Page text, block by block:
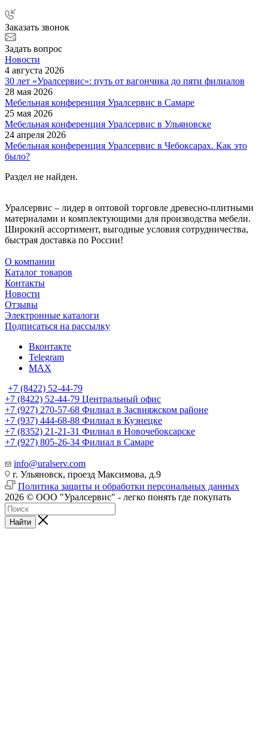
Заказать звонок
Задать вопрос
Новости
4 августа 2026
30 лет «Уралсервис»: путь от вагончика до пяти филиалов
28 мая 2026
Мебельная конференция Уралсервис в Самаре
25 мая 2026
Мебельная конференция Уралсервис в Ульяновске
24 апреля 2026
Мебельная конференция Уралсервис в Чебоксарах. Как это
было?
Раздел не найден.
Уралсервис – лидер в оптовой торговле древесно-плитными
материалами и комплектующими для производства мебели.
Широкий ассортимент, выгодные условия сотрудничества,
быстрая доставка по России!
О компании
Каталог товаров
Контакты
Новости
Отзывы
Электронные каталоги
Подписаться на рассылку
Вконтакте
Telegram
MAX
+7 (8422) 52-44-79
+7 (8422) 52-44-79 Центральный офис
+7 (927) 270-57-68 Филиал в Засвияжском районе
+7 (937) 444-68-88 Филиал в Кузнецке
+7 (8352) 21-21-31 Филиал в Новочебоксарске
+7 (927) 805-26-34 Филиал в Самаре
info@uralserv.com
г. Ульяновск, проезд Максимова, д.9
Политика защиты и обработки персональных данных
2026 © ООО "Уралсервис" - легко понять где покупать
Найти